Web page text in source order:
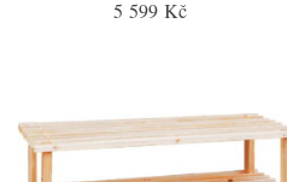
5 599 Kč